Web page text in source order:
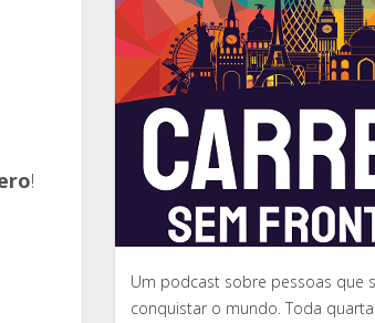
!
Um podcast sobre pessoas que
conquistar o mundo. Toda